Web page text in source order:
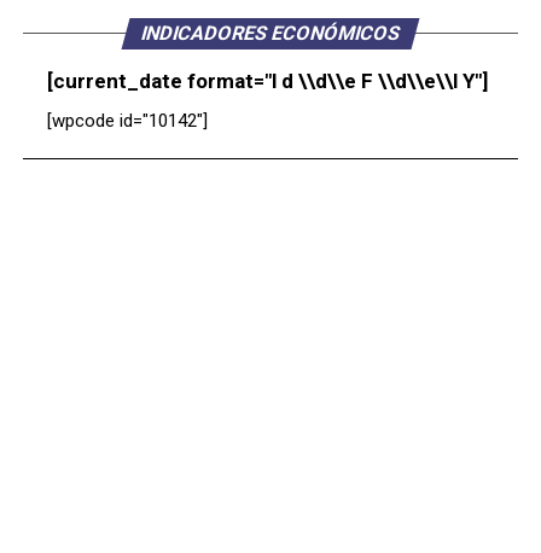
INDICADORES ECONÓMICOS
[current_date format="l d \\d\\e F \\d\\e\\l Y"]
[wpcode id="10142"]